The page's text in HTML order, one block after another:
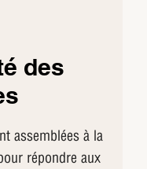
des
assemblées à la
répondre aux